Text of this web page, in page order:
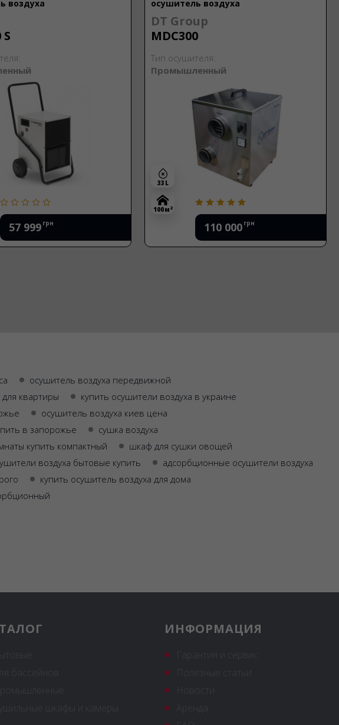
воздуха
57 999 грн
осушитель воздуха
DT Group
MDC300
Тип осушителя:
Промышленный
110 000 грн
33 L
100 м 2
осушитель воздуха передвижной
квартиры
купить осушители воздуха в украине
осушитель воздуха киев цена
в запорожье
сушка воздуха
купить компактный
шкаф для сушки овощей
воздуха бытовые купить
адсорбционные осушители воздуха
купить осушитель воздуха для дома
ИНФОРМАЦИЯ
бассейнов